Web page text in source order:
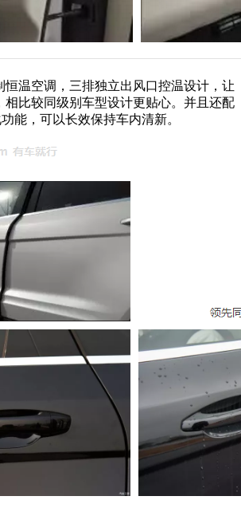
恒温空调，三排独立出风口控温设计，让
相比较同级别车型设计更贴心。并且还配
能，可以长效保持车内清新。